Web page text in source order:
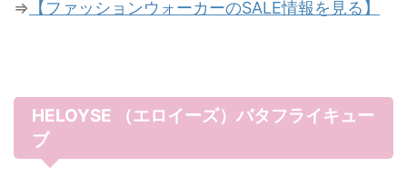
⇒ 【ファッションウォーカーのSALE情報を見る】
HELOYSE （エロイーズ）バタフライキュー
ブ